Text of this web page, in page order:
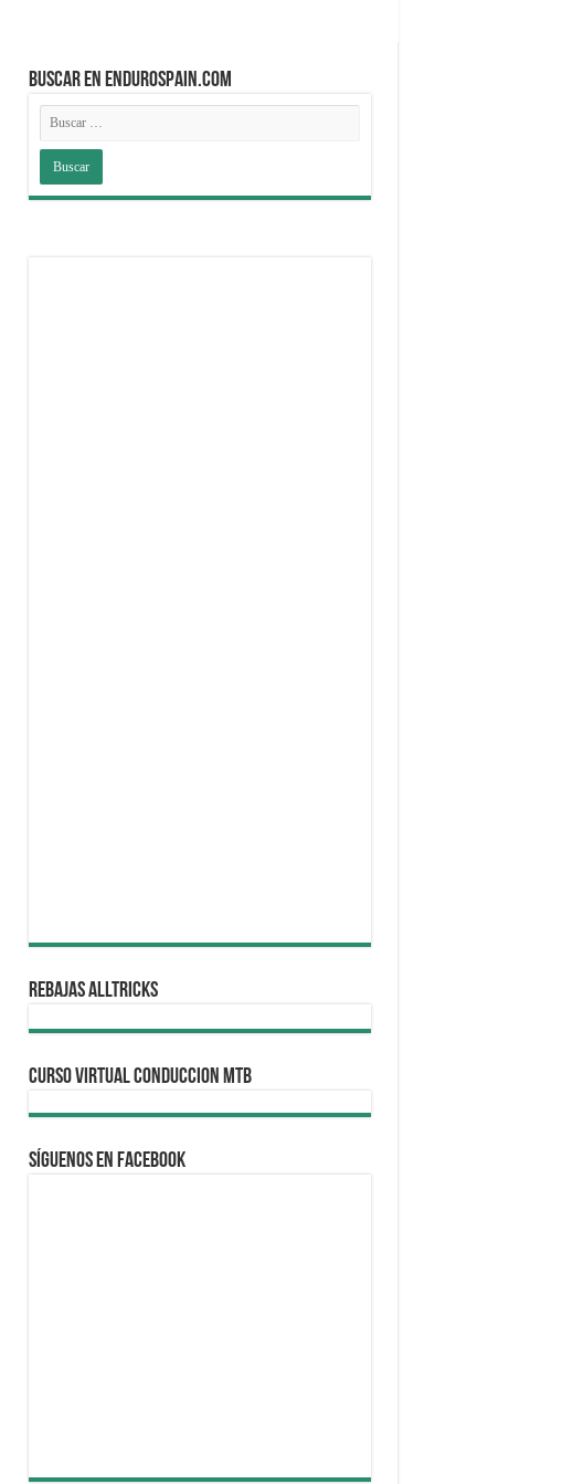
BUSCAR EN ENDUROSPAIN.COM
REBAJAS ALLTRICKS
CURSO VIRTUAL CONDUCCION MTB
Síguenos en Facebook